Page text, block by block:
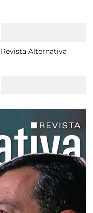
Revista Alternativa